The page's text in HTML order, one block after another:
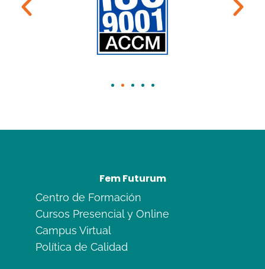
Fem Futurum
Centro de Formación
Cursos Presencial y Online
Campus Virtual
Política de Calidad